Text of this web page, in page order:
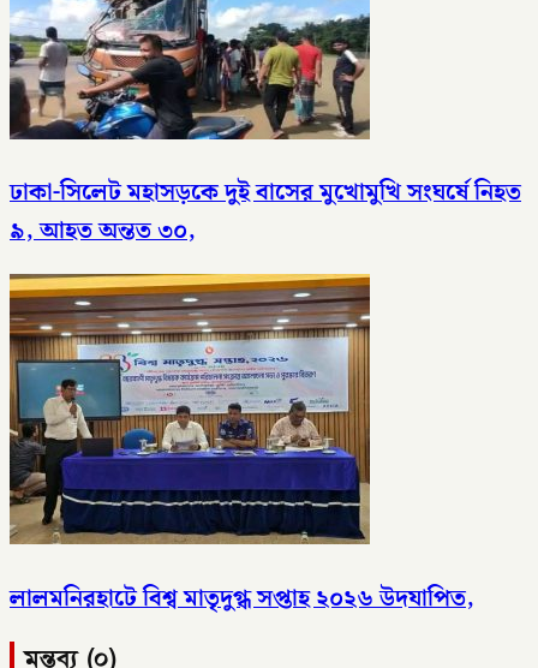
ঢাকা-সিলেট মহাসড়কে দুই বাসের মুখোমুখি সংঘর্ষে নিহত
৯, আহত অন্তত ৩০,
লালমনিরহাটে বিশ্ব মাতৃদুগ্ধ সপ্তাহ ২০২৬ উদযাপিত,
মন্তব্য (০)